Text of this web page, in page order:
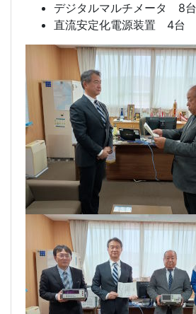
デジタルマルチメータ 8台
直流安定化電源装置 4台